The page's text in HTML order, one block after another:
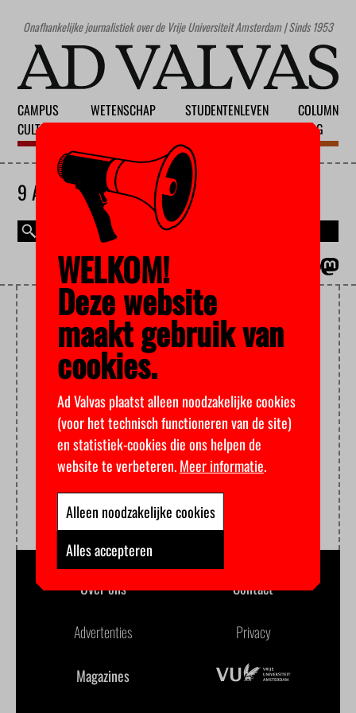
Onafhankelijke journalistiek over de Vrije Universiteit Amsterdam | Sinds 1953
CAMPUS
CULTUUR
WETENSCHAP
STUDENTENLEVEN
COLUMN
BLOG
9 AUGUSTUS 2026
UITZETTEN
Over ons Contact
Advertenties Privacy
Magazines
WELKOM!
Deze website
maakt gebruik van
cookies.
Ad Valvas plaatst alleen noodzakelijke cookies
(voor het technisch functioneren van de site)
en statistiek-cookies die ons helpen de
website te verbeteren.Meer informatie.
Alleen noodzakelijke cookies
Alles accepteren